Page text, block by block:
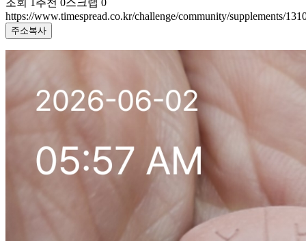
https://www.timespread.co.kr/challenge/community/supplements/
주소복사